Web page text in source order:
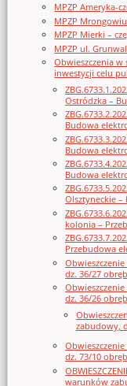
MPZP Ameryka-
MPZP
MPZP Mierki –
MPZP ul.
Obwieszczenia
inwestycji celu
Ostródzka –
Budowa
Budowa
Budowa
Olsztyneckie –
kolonia –
Przebudowa
dz. 36/27
dz. 36/26
zabudowy,
dz. 73/10
warunków